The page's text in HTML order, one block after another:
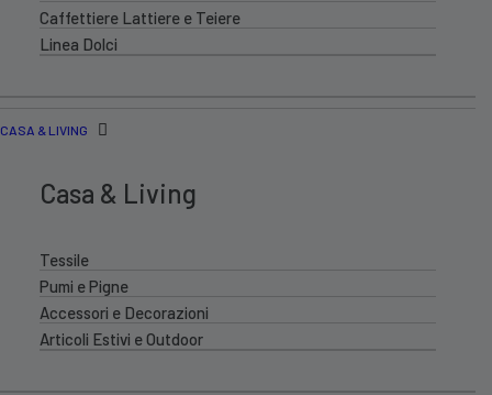
Caffettiere Lattiere e Teiere
Linea Dolci
CASA & LIVING
Casa & Living
Tessile
Pumi e Pigne
Accessori e Decorazioni
Articoli Estivi e Outdoor